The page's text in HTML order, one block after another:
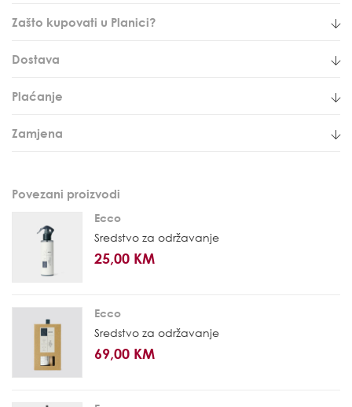
Zašto kupovati u Planici?
Dostava
Plaćanje
Zamjena
Povezani proizvodi
Ecco
Sredstvo za održavanje
25,00 KM
Ecco
Sredstvo za održavanje
69,00 KM